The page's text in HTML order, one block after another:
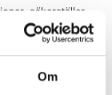
Om
säkerställer